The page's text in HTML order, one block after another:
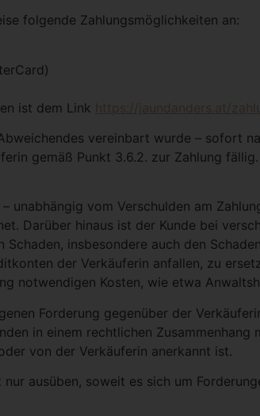
folgende Zahlungsmöglichkeiten an:
ist dem Link
vereinbart wurde – sofort
gemäß Punkt 3.6.2. zur Zahlung
unabhängig vom Verschulden am
Darüber hinaus ist der Kunde bei
insbesondere auch den
der Verkäuferin anfallen, zu
notwendigen Kosten, wie etwa
Forderung gegenüber der
in einem rechtlichen
von der Verkäuferin anerkannt ist.
ausüben, soweit es sich um